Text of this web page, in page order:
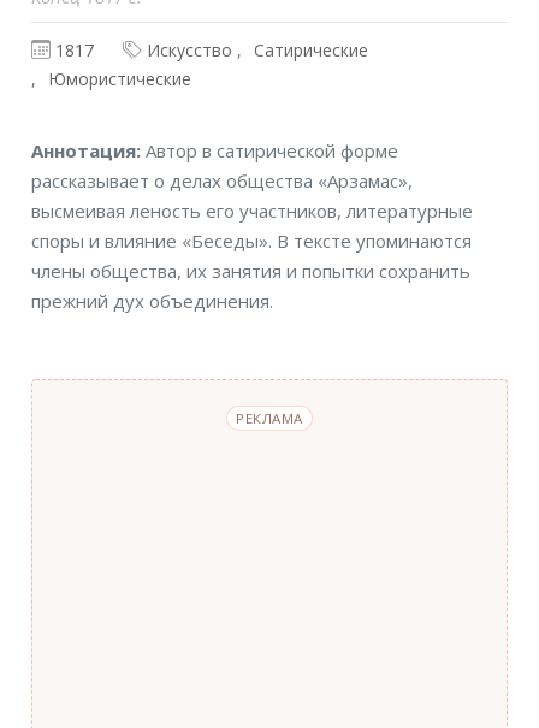
1817 Искусство
Сатирические
Юмористические
Аннотация
Аннотация:Автор в сатирической форме
рассказывает о делах общества «Арзамас»,
высмеивая леность его участников, литературные
споры и влияние «Беседы». В тексте упоминаются
члены общества, их занятия и попытки сохранить
прежний дух объединения.
РЕКЛАМА